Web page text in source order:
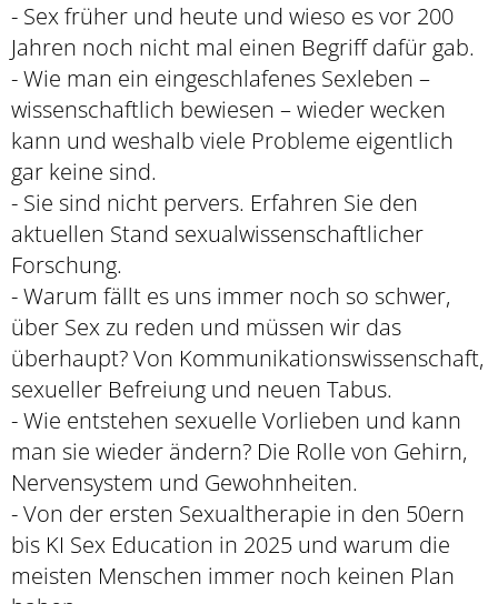
- Sex früher und heute und wieso es vor 200
Jahren noch nicht mal einen Begriff dafür gab.
- Wie man ein eingeschlafenes Sexleben –
wissenschaftlich bewiesen – wieder wecken
kann und weshalb viele Probleme eigentlich
gar keine sind.
- Sie sind nicht pervers. Erfahren Sie den
aktuellen Stand sexualwissenschaftlicher
Forschung.
- Warum fällt es uns immer noch so schwer,
über Sex zu reden und müssen wir das
überhaupt? Von Kommunikationswissenschaft,
sexueller Befreiung und neuen Tabus.
- Wie entstehen sexuelle Vorlieben und kann
man sie wieder ändern? Die Rolle von Gehirn,
Nervensystem und Gewohnheiten.
- Von der ersten Sexualtherapie in den 50ern
bis KI Sex Education in 2025 und warum die
meisten Menschen immer noch keinen Plan